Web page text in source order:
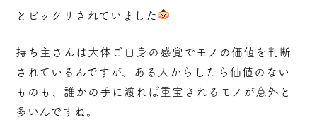
とビックリされていました
持ち主さんは大体ご自身の感覚でモノの価値を判断
されているんですが、ある人からしたら価値のない
ものも、誰かの手に渡れば重宝されるモノが意外と
多いんですね。